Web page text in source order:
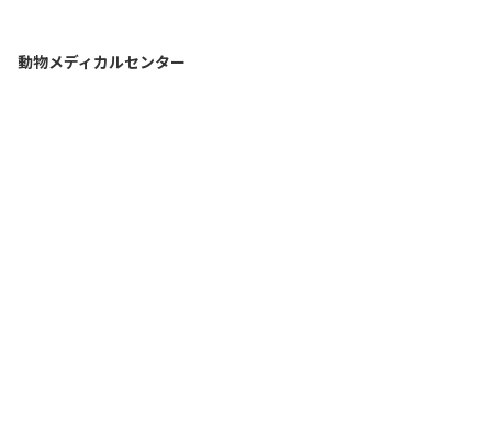
動物メディカルセンター